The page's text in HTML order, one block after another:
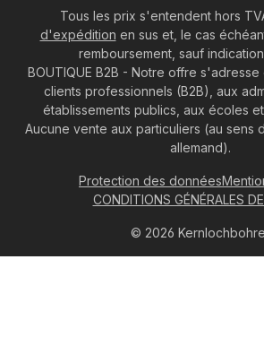
Tous les prix s'entendent hors
d'expédition en sus et, le cas
remboursement, sauf
BOUTIQUE B2B - Notre offre
clients professionnels (B2B), aux
établissements publics, aux écoles
Aucune vente aux particuliers (au sens
allemand).
© 2026
Protection des données
CONDITIONS GÉNÉRALES